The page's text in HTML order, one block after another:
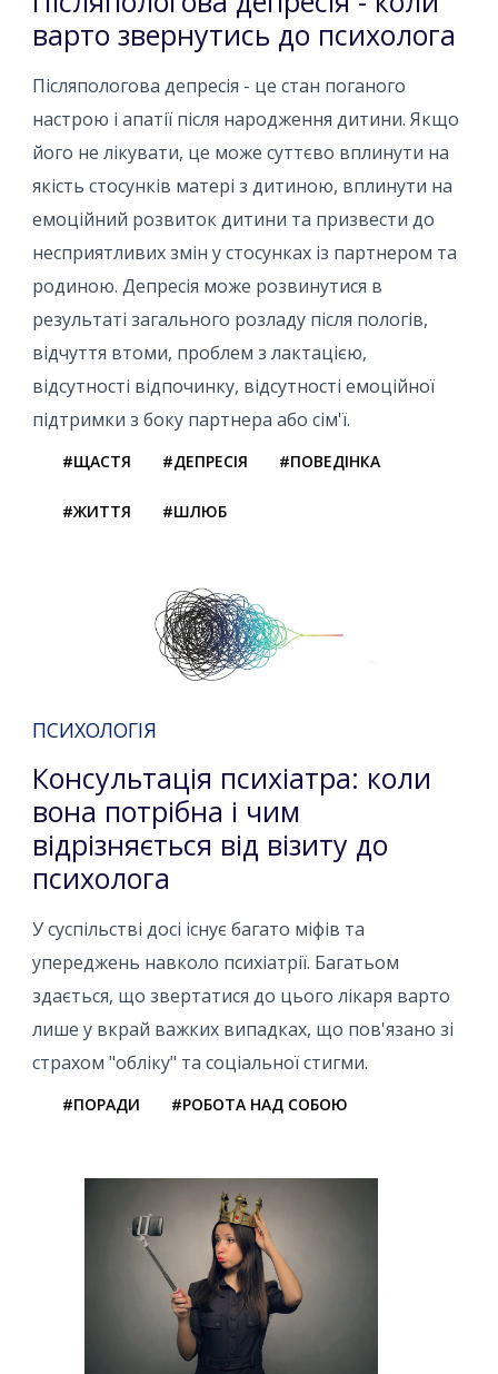
варто звернутись до психолога
Післяпологова депресія - це стан поганого
настрою і апатії після народження дитини. Якщо
його не лікувати, це може суттєво вплинути на
якість стосунків матері з дитиною, вплинути на
емоційний розвиток дитини та призвести до
несприятливих змін у стосунках із партнером та
родиною. Депресія може розвинутися в
результаті загального розладу після пологів,
відчуття втоми, проблем з лактацією,
відсутності відпочинку, відсутності емоційної
підтримки з боку партнера або сім'ї.
#ЩАСТЯ #ДЕПРЕСІЯ #ПОВЕДІНКА
#ЖИТТЯ #ШЛЮБ
ПСИХОЛОГІЯ
Консультація психіатра: коли
вона потрібна і чим
відрізняється від візиту до
психолога
У суспільстві досі існує багато міфів та
упереджень навколо психіатрії. Багатьом
здається, що звертатися до цього лікаря варто
лише у вкрай важких випадках, що пов'язано зі
страхом "обліку" та соціальної стигми.
#ПОРАДИ #РОБОТА НАД СОБОЮ